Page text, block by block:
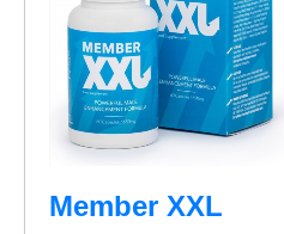
Member XXL